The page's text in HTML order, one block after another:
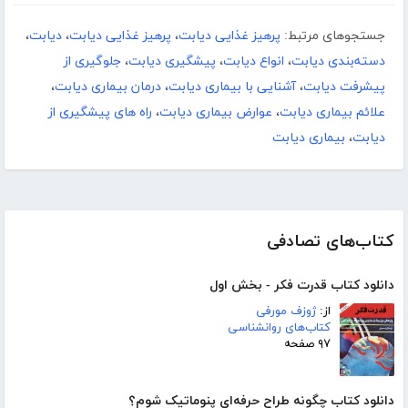
کتاب‌های تصادفی
دانلود کتاب قدرت فکر - بخش اول
از:ژوزف مورفی
کتاب‌های روانشناسی
۹۷ صفحه
دانلود کتاب چگونه طراح حرفه‌ای پنوماتیک شوم؟
جستجوهای مرتبط: پرهیز غذایی دیابت، پرهیز غذایی دیابت، دیابت،
دسته‌بندی دیابت، انواع دیابت، پیشگیری دیابت، جلوگیری از
پیشرفت دیابت،آشنایی با بیماری دیابت، درمان بیماری دیابت،
علائم بیماری دیابت، عوارض بیماری دیابت، راه های پیشگیری از
دیابت، بیماری دیابت